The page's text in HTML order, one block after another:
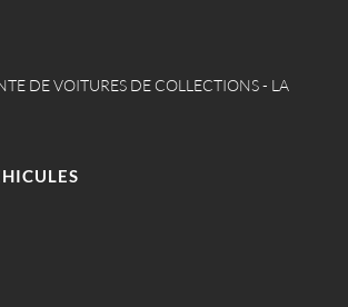
DE VOITURES DE COLLECTIONS - LA